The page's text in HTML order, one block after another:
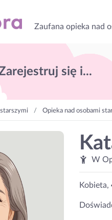
Zaufana opieka nad
się i...
Opieka nad osobami
W
Kobieta,